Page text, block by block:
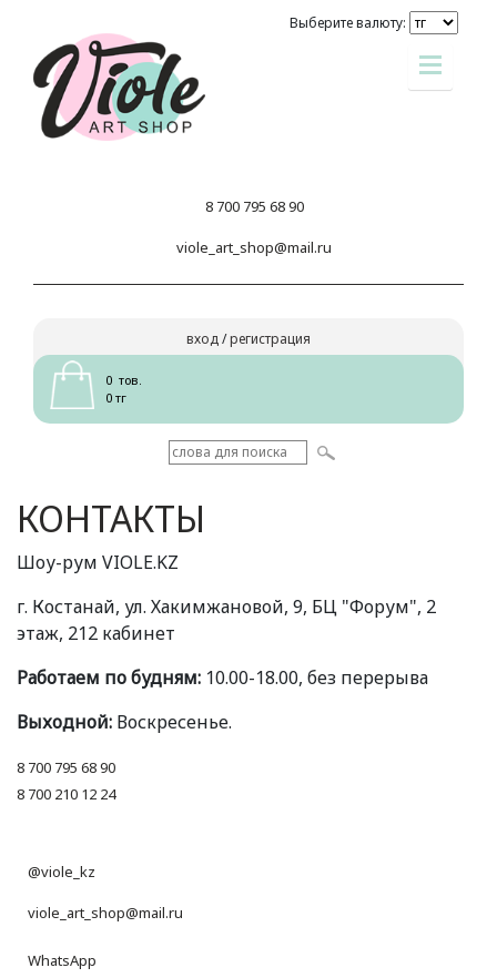
Выберите валюту:
8 700 795 68 90
viole_art_shop@mail.ru
вход/регистрация
0 тов.
0 тг
КОНТАКТЫ
Шоу-рум VIOLE.KZ
г. Костанай, ул. Хакимжановой, 9, БЦ "Форум", 2
этаж, 212 кабинет
Работаем по будням: 10.00-18.00, без перерыва
Выходной: Воскресенье.
8 700 795 68 90
8 700 210 12 24
@viole_kz
viole_art_shop@mail.ru
WhatsApp